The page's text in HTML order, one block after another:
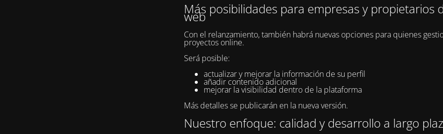
Más posibilidades para empresas y propietarios
web
Con el relanzamiento, también habrá nuevas opciones para quienes
proyectos online.
Será posible:
actualizar y mejorar la información de su perfil
añadir contenido adicional
mejorar la visibilidad dentro de la plataforma
Más detalles se publicarán en la nueva versión.
Nuestro enfoque: calidad y desarrollo a largo